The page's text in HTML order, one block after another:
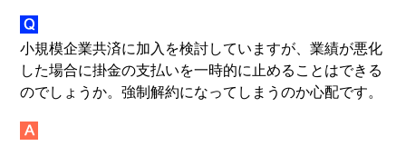
小規模企業共済に加入を検討していますが、業績が悪化
した場合に掛金の支払いを一時的に止めることはできる
のでしょうか。強制解約になってしまうのか心配です。